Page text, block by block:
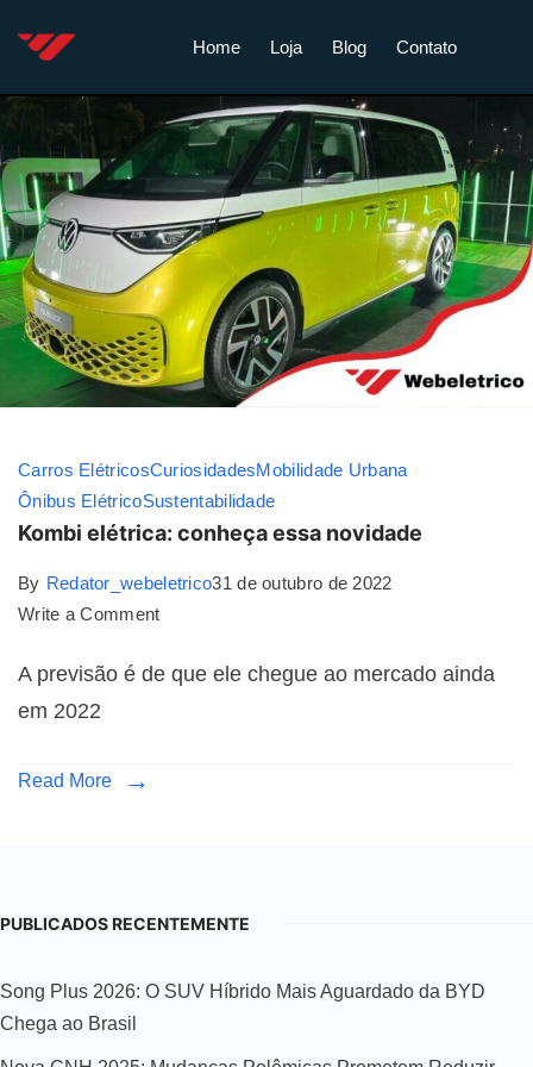
Home Loja Blog Contato
Carros ElétricosCuriosidadesMobilidade Urbana
Ônibus ElétricoSustentabilidade
Kombi elétrica: conheça essa novidade
By Redator_webeletrico31 de outubro de 2022
Write a Comment
A previsão é de que ele chegue ao mercado ainda
em 2022
Read More
PUBLICADOS RECENTEMENTE
Song Plus 2026: O SUV Híbrido Mais Aguardado da BYD
Chega ao Brasil